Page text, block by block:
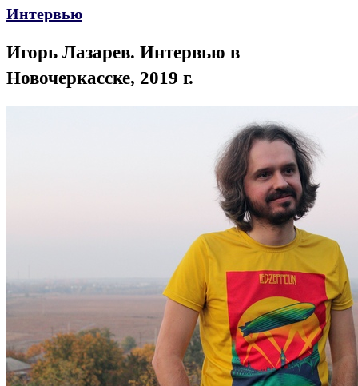
Интервью
Игорь Лазарев. Интервью в
Новочеркасске, 2019 г.